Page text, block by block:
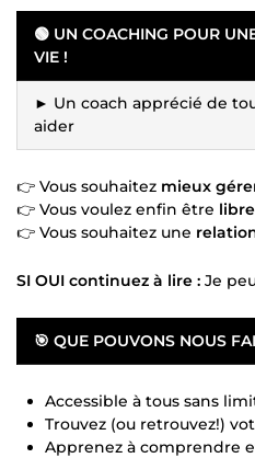
🟢 UN COACHING POUR
VIE !
► Un coach apprécié de
aider
👉 Vous souhaitez mieux
👉 Vous voulez enfin être
👉 Vous souhaitez une
SI OUI continuez à lire : Je
🎯 QUE POUVONS NOUS
Accessible à tous sans
Trouvez (ou retrouvez!)
Apprenez à comprendre